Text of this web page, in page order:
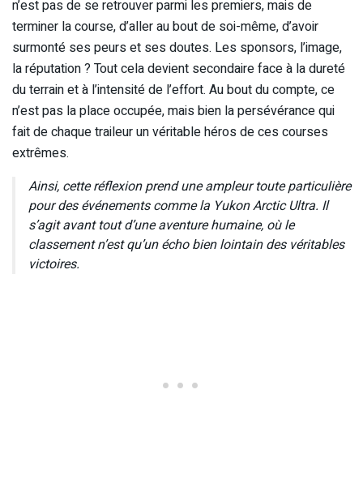
n’est pas de se retrouver parmi les premiers, mais de
terminer la course, d’aller au bout de soi-même, d’avoir
surmonté ses peurs et ses doutes. Les sponsors, l’image,
la réputation ? Tout cela devient secondaire face à la dureté
du terrain et à l’intensité de l’effort. Au bout du compte, ce
n’est pas la place occupée, mais bien la persévérance qui
fait de chaque traileur un véritable héros de ces courses
extrêmes.
Ainsi, cette réflexion prend une ampleur toute particulière
pour des événements comme la Yukon Arctic Ultra. Il
s’agit avant tout d’une aventure humaine, où le
classement n’est qu’un écho bien lointain des véritables
victoires.